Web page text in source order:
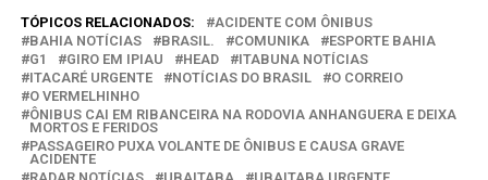
TÓPICOS RELACIONADOS:
ACIDENTE COM ÔNIBUS
BAHIA NOTÍCIAS
BRASIL. COMUNIKA
ESPORTE BAHIA
G1
GIRO EM IPIAU HEAD
ITABUNA NOTÍCIAS
ITACARÉ URGENTE
NOTÍCIAS DO BRASIL
O CORREIO
O VERMELHINHO
ÔNIBUS CAI EM RIBANCEIRA NA RODOVIA ANHANGUERA E DEIXA
MORTOS E FERIDOS
PASSAGEIRO PUXA VOLANTE DE ÔNIBUS E CAUSA GRAVE
ACIDENTE